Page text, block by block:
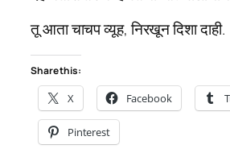
तू आता चाचप व्यूह, निरखून दिशा दाही.
Share this:
X Facebook
Pinterest